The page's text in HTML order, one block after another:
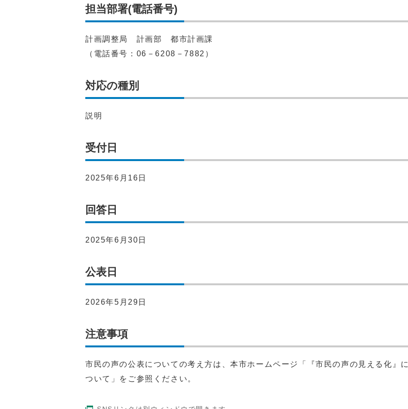
担当部署(電話番号)
計画調整局 計画部 都市計画課
（電話番号：06－6208－7882）
対応の種別
説明
受付日
2025年6月16日
回答日
2025年6月30日
公表日
2026年5月29日
注意事項
市民の声の公表についての考え方は、本市ホームページ「『市民の声の見える化』に
ついて」をご参照ください。